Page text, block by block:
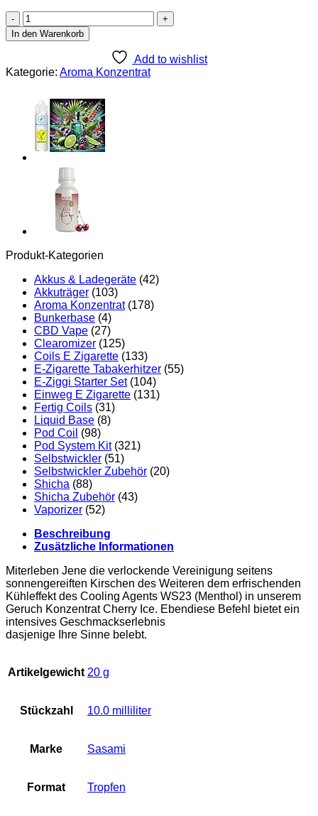
Cherry
Ice
-
Ice
Aroma
Vegan
Sasami
-
In den Warenkorb
Add to wishlist
Kategorie: Aroma Konzentrat
Produkt-Kategorien
Akkus & Ladegeräte (42)
Akkuträger (103)
Aroma Konzentrat (178)
Bunkerbase (4)
CBD Vape (27)
Clearomizer (125)
Coils E Zigarette (133)
E-Zigarette Tabakerhitzer (55)
E-Ziggi Starter Set (104)
Einweg E Zigarette (131)
Fertig Coils (31)
Liquid Base (8)
Pod Coil (98)
Pod System Kit (321)
Selbstwickler (51)
Selbstwickler Zubehör (20)
Shicha (88)
Shicha Zubehör (43)
Vaporizer (52)
Beschreibung
Zusätzliche Informationen
Miterleben Jene die verlockende Vereinigung seitens
sonnengereiften Kirschen des Weiteren dem erfrischenden
Kühleffekt des Cooling Agents WS23 (Menthol) in unserem
Geruch Konzentrat Cherry Ice. Ebendiese Befehl bietet ein
intensives Geschmackserlebnis
dasjenige Ihre Sinne belebt.
Artikelgewicht ‎20 g
Stückzahl ‎10.0 milliliter
Marke ‎Sasami
Format ‎Tropfen